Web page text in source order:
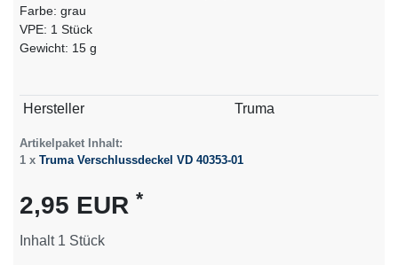
Farbe: grau
VPE: 1 Stück
Gewicht: 15 g
Technisches
Wert
Hersteller Truma
Artikelpaket Inhalt:
1 x Truma Verschlussdeckel VD 40353-01
2,95 EUR *
Inhalt 1 Stück